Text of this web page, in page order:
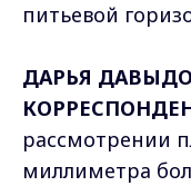
питьевой
ДАРЬЯ
рассмотрении
миллиметра